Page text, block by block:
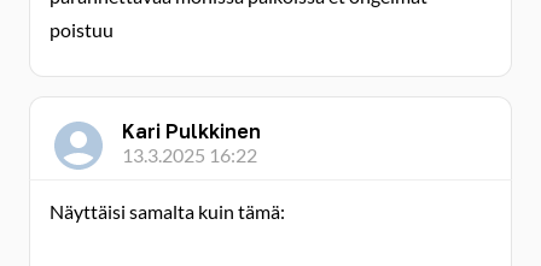
poistuu
Kari Pulkkinen
13.3.2025 16:22
Näyttäisi samalta kuin tämä: